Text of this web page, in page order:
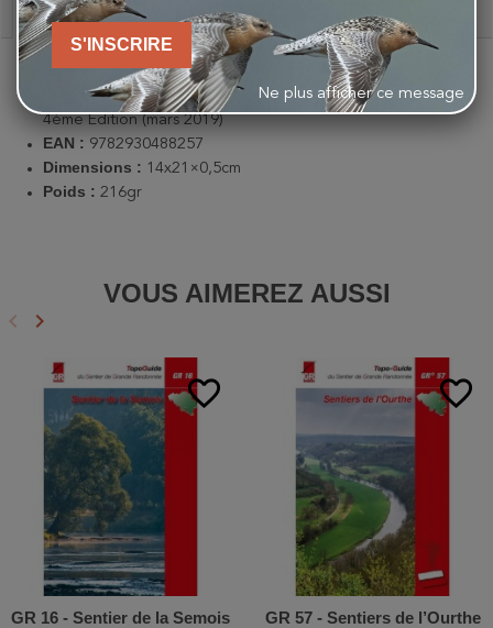
Description
Broché :112 pages
Editeur :Sentiers de Grande Randonnée Belgique asbl -
4ème Edition (mars 2019)
EAN : 9782930488257
Dimensions : 14x21×0,5cm
Poids : 216gr
VOUS AIMEREZ AUSSI
Précédent
keyboard_arrow_left Suivant
keyboard_arrow_right
favorite_border
GR 16 - Sentier de la Semois
favorite_border
GR 57 - Sentiers de l’Ourthe
S'INSCRIRE
Ne plus afficher ce message